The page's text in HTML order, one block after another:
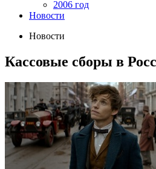
2006 год
Новости
Новости
Кассовые сборы в